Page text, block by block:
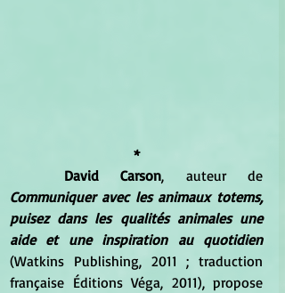
*
David Carson
Communiquer avec les animaux totems,
puisez dans les qualités animales une
aide et une inspiration au quotidien
(Watkins Publishing, 2011 ; traduction
française Éditions Véga, 2011), propose